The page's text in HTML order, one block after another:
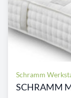
Schramm
SCHRAMM